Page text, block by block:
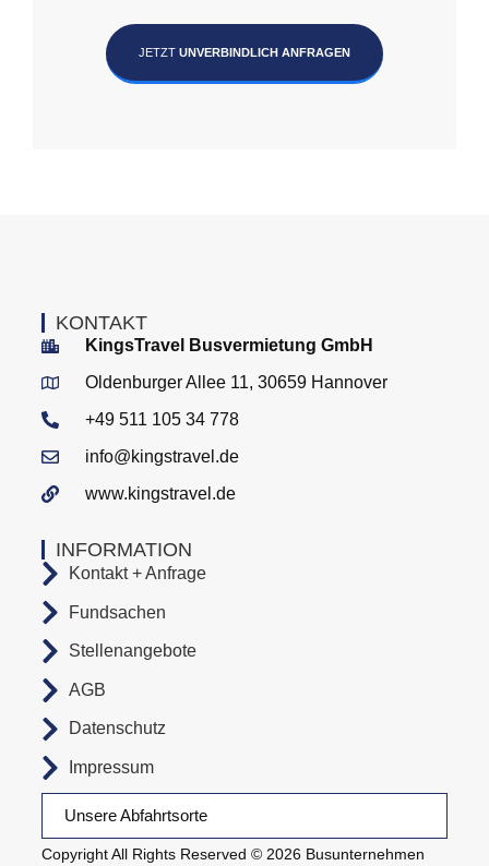
JETZT UNVERBINDLICH ANFRAGEN
Copyright All Rights Reserved © 2026 Busunternehmen
Unsere Abfahrtsorte
INFORMATION
Kontakt + Anfrage
Fundsachen
Stellenangebote
AGB
Datenschutz
Impressum
KONTAKT
KingsTravel Busvermietung GmbH
Oldenburger Allee 11, 30659 Hannover
+49 511 105 34 778
info@kingstravel.de
www.kingstravel.de